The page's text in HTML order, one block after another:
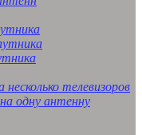
телевизоров
одну антенну